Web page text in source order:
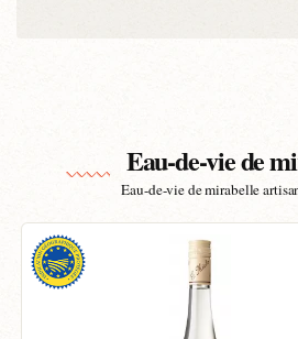
Eau-de-vie de
Eau-de-vie de mirabelle